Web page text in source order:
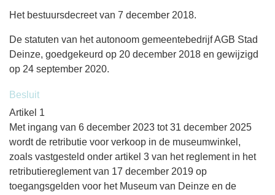
Het bestuursdecreet van 7 december 2018.
De statuten van het autonoom gemeentebedrijf AGB Stad
Deinze, goedgekeurd op 20 december 2018 en gewijzigd
op 24 september 2020.
Besluit
Artikel 1
Met ingang van 6 december 2023 tot 31 december 2025
wordt de retributie voor verkoop in de museumwinkel,
zoals vastgesteld onder artikel 3 van het reglement in het
retributiereglement van 17 december 2019 op
toegangsgelden voor het Museum van Deinze en de